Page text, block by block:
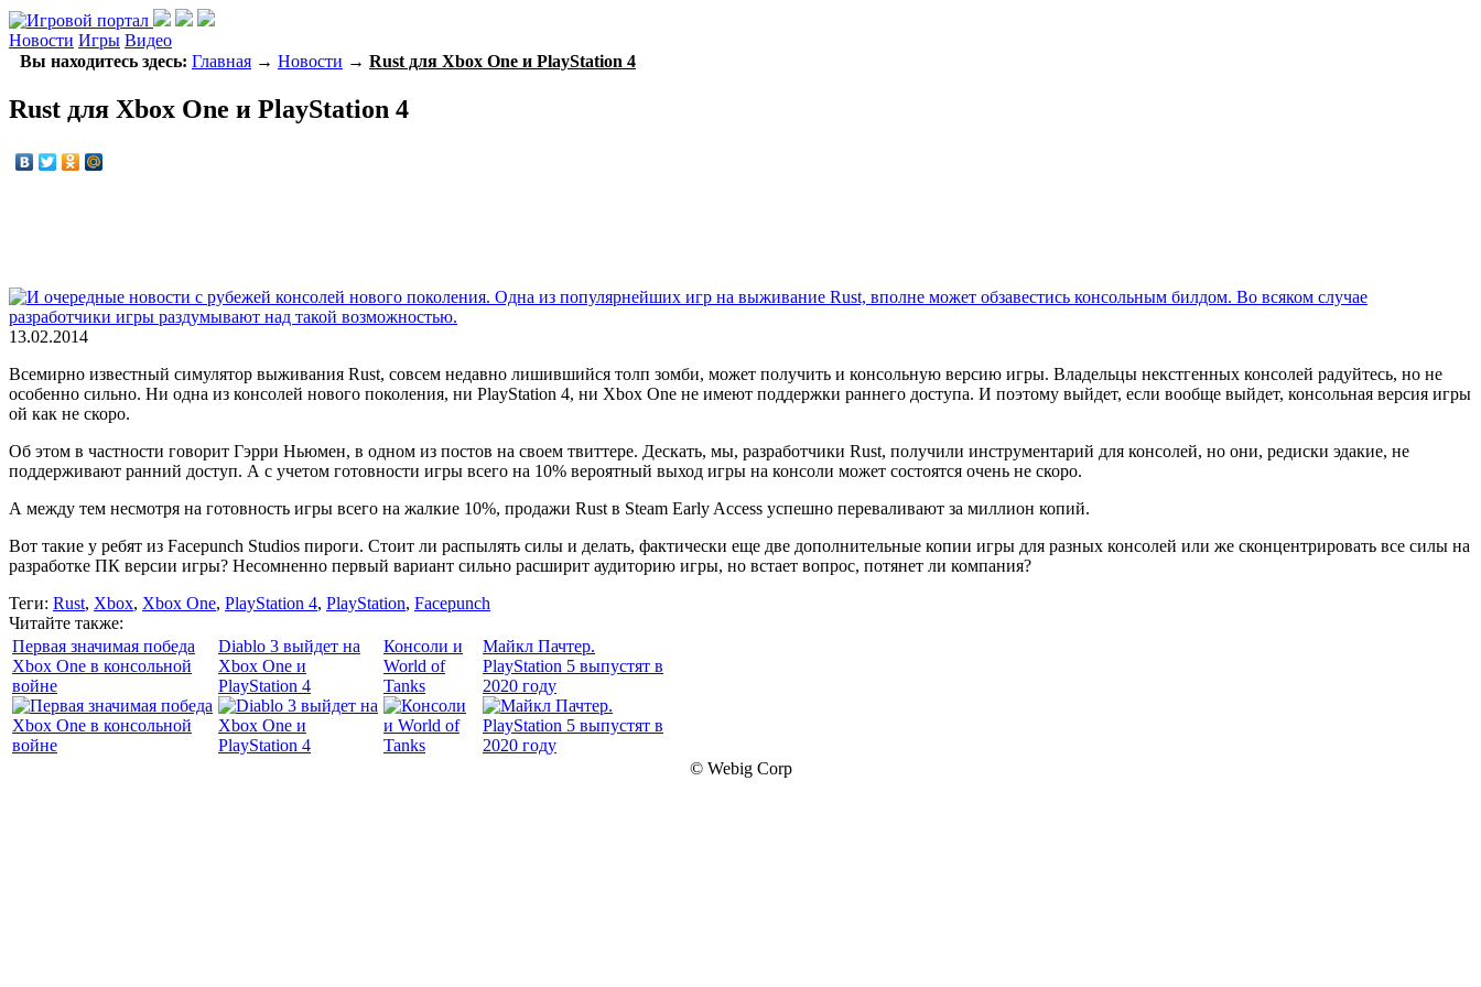
Новости Игры Видео
Вы находитесь здесь: Главная → Новости → Rust для Xbox One и PlayStation 4
Rust для Xbox One и PlayStation 4
13.02.2014
Всемирно известный симулятор выживания Rust, совсем недавно лишившийся толп зомби, может получить и консольную версию игры. Владельцы некстгенных консолей радуйтесь, но не
особенно сильно. Ни одна из консолей нового поколения, ни PlayStation 4, ни Xbox One не имеют поддержки раннего доступа. И поэтому выйдет, если вообще выйдет, консольная версия игры
ой как не скоро.
Об этом в частности говорит Гэрри Ньюмен, в одном из постов на своем твиттере. Дескать, мы, разработчики Rust, получили инструментарий для консолей, но они, редиски эдакие, не
поддерживают ранний доступ. А с учетом готовности игры всего на 10% вероятный выход игры на консоли может состоятся очень не скоро.
А между тем несмотря на готовность игры всего на жалкие 10%, продажи Rust в Steam Early Access успешно переваливают за миллион копий.
Вот такие у ребят из Facepunch Studios пироги. Стоит ли распылять силы и делать, фактически еще две дополнительные копии игры для разных консолей или же сконцентрировать все силы на
разработке ПК версии игры? Несомненно первый вариант сильно расширит аудиторию игры, но встает вопрос, потянет ли компания?
Теги: Rust, Xbox, Xbox One, PlayStation 4, PlayStation, Facepunch
Читайте также:
Первая значимая победа
Xbox One в консольной
войне
Diablo 3 выйдет на
Xbox One и
PlayStation 4
Консоли и
World of
Tanks
Майкл Пачтер.
PlayStation 5 выпустят в
2020 году
© Webig Corp